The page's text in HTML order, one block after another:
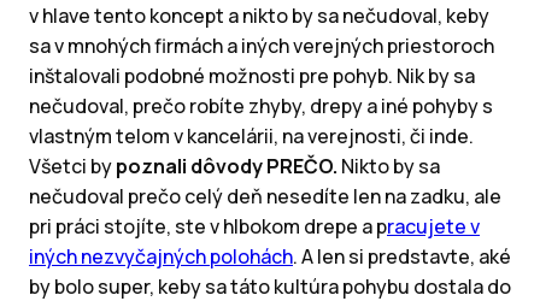
v hlave tento koncept a nikto by sa nečudoval, keby
sa v mnohých firmách a iných verejných priestoroch
inštalovali podobné možnosti pre pohyb. Nik by sa
nečudoval, prečo robíte zhyby, drepy a iné pohyby s
vlastným telom v kancelárii, na verejnosti, či inde.
Všetci bypoznali dôvody PREČO. Nikto by sa
nečudoval prečo celý deň nesedíte len na zadku, ale
pri práci stojíte, ste v hlbokom drepe a pracujete v
iných nezvyčajných polohách. A len si predstavte, aké
by bolo super, keby sa táto kultúra pohybu dostala do